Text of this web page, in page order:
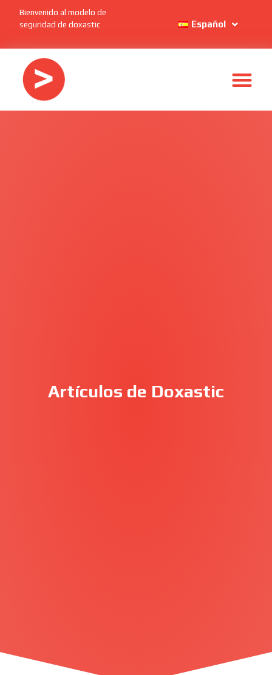
Bienvenido al modelo de
seguridad de doxastic
Español
Artículos de Doxastic